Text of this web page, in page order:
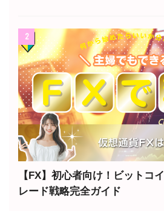
2
【FX】初心者向け！ビットコ
レード戦略完全ガイド